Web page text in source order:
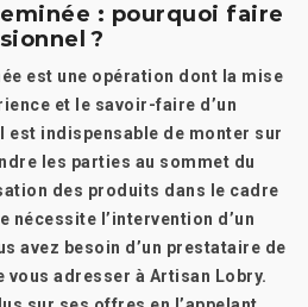
: pourquoi faire
?
est une opération dont la mise
et le savoir-faire d’un
est indispensable de monter sur
les parties au sommet du
des produits dans le cadre
nécessite l’intervention d’un
avez besoin d’un prestataire de
adresser à Artisan Lobry.